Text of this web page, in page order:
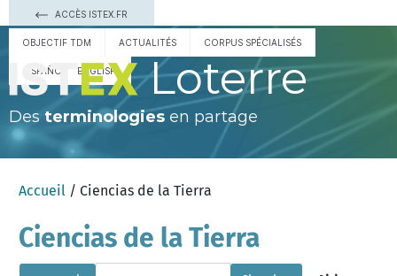
ACCÈS ISTEX.FR
OBJECTIF TDM ACTUALITÉS CORPUS SPÉCIALISÉS
ESPAÑOL ENGLISH Loterre
Des terminologies en partage
Accueil / Ciencias de la Tierra
Ciencias de la Tierra